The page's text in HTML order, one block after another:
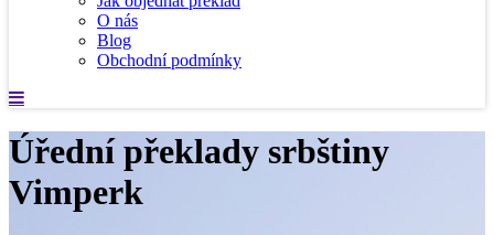
O nás
Blog
Obchodní podmínky
Úřední překlady srbštiny
Vimperk